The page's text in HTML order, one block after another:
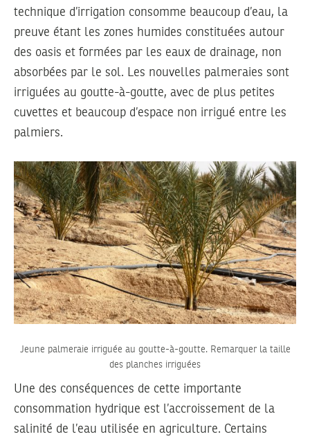
technique d’irrigation consomme beaucoup d’eau, la
preuve étant les zones humides constituées autour
des oasis et formées par les eaux de drainage, non
absorbées par le sol. Les nouvelles palmeraies sont
irriguées au goutte-à-goutte, avec de plus petites
cuvettes et beaucoup d’espace non irrigué entre les
palmiers.
Jeune palmeraie irriguée au goutte-à-goutte. Remarquer la taille
des planches irriguées
Une des conséquences de cette importante
consommation hydrique est l’accroissement de la
salinité de l’eau utilisée en agriculture. Certains